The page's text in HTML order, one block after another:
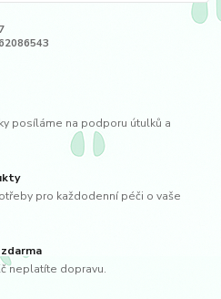
posíláme na podporu útulků a
pro každodenní péči o vaše
neplatíte dopravu.